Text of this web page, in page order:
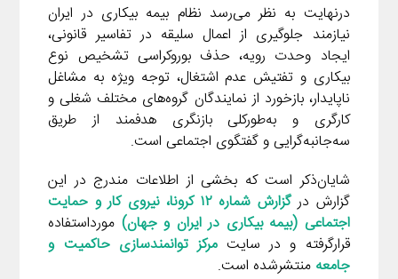
درنهایت به نظر می‌رسد نظام بیمه بیکاری در ایران
نیازمند جلوگیری از اعمال سلیقه در تفاسیر قانونی،
ایجاد وحدت رویه، حذف بوروکراسی تشخیص نوع
بیکاری و تفتیش عدم اشتغال، توجه ویژه به مشاغل
ناپایدار، بازخورد از نمایندگان گروه‌های مختلف شغلی و
کارگری و به‌طورکلی بازنگری هدفمند از طریق
سه‌جانبه‌گرایی و گفتگوی اجتماعی است.
شایان‌ذکر است که بخشی از اطلاعات مندرج در این
گزارش در
گزارش شماره ۱۲ کرونا، نیروی کار و حمایت
اجتماعی (بیمه بیکاری در ایران و جهان) مورداستفاده
قرارگرفته و در سایتمرکز توانمندسازی حاکمیت و
جامعه منتشرشده است.